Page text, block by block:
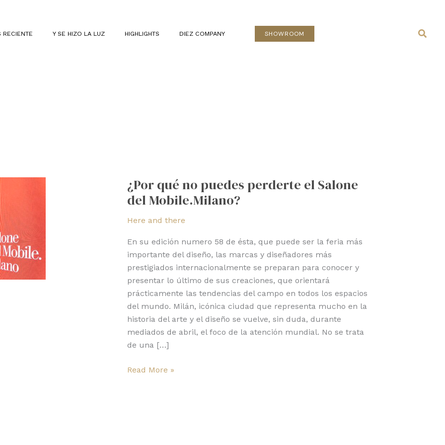
RECIENTE Y SE HIZO LA LUZ HIGHLIGHTS DIEZ COMPANY SHOWROOM
¿Por qué no puedes perderte el Salone
del Mobile.Milano?
Here and there
En su edición numero 58 de ésta, que puede ser la feria más
importante del diseño, las marcas y diseñadores más
prestigiados internacionalmente se preparan para conocer y
presentar lo último de sus creaciones, que orientará
prácticamente las tendencias del campo en todos los espacios
del mundo. Milán, icónica ciudad que representa mucho en la
historia del arte y el diseño se vuelve, sin duda, durante
mediados de abril, el foco de la atención mundial. No se trata
de una […]
no
puedes
el
del
Mobile.Milano?
Read More »